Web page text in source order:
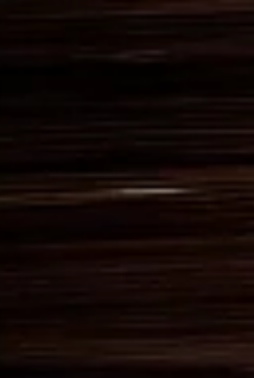
en daglig
eller samler
mindre byer med
kan der være
hvor myrerne
sig. Det kan
hvor de
problemet